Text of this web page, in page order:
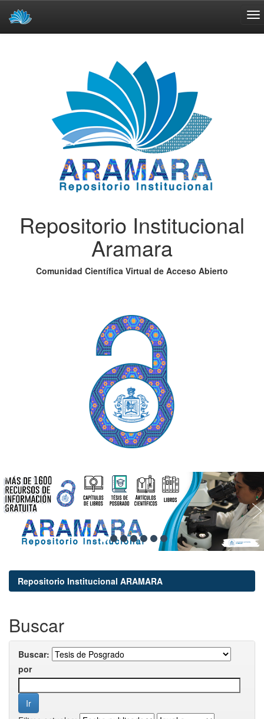
Repositorio Institucional
Aramara
Comunidad Científica Virtual de Acceso Abierto
Repositorio Institucional ARAMARA
Buscar
Buscar:
por